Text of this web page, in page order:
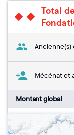
Total
Ancienne(s)
Mécénat et
Montant global